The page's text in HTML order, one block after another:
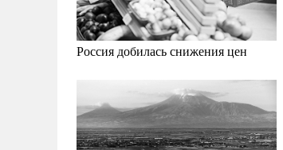
Россия добилась снижения цен